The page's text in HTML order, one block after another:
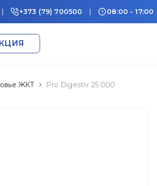
+373 (79) 700500 08:00 - 17:00
ЖКТ Pro Digestiv 25 000